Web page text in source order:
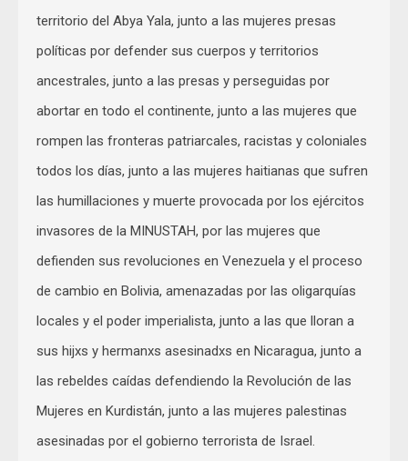
territorio del Abya Yala, junto a las mujeres presas
políticas por defender sus cuerpos y territorios
ancestrales, junto a las presas y perseguidas por
abortar en todo el continente, junto a las mujeres que
rompen las fronteras patriarcales, racistas y coloniales
todos los días, junto a las mujeres haitianas que sufren
las humillaciones y muerte provocada por los ejércitos
invasores de la MINUSTAH, por las mujeres que
defienden sus revoluciones en Venezuela y el proceso
de cambio en Bolivia, amenazadas por las oligarquías
locales y el poder imperialista, junto a las que lloran a
sus hijxs y hermanxs asesinadxs en Nicaragua, junto a
las rebeldes caídas defendiendo la Revolución de las
Mujeres en Kurdistán, junto a las mujeres palestinas
asesinadas por el gobierno terrorista de Israel.